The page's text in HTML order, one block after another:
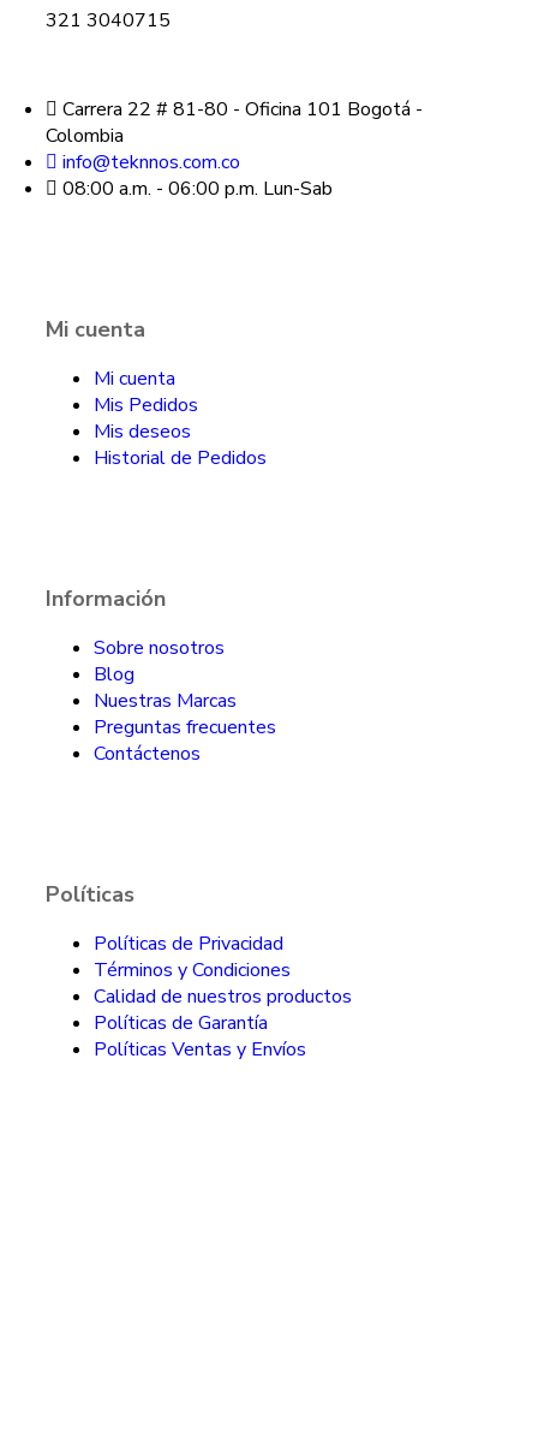
321 3040715
Carrera 22 # 81-80 - Oficina 101 Bogotá -
Colombia
info@teknnos.com.co
08:00 a.m. - 06:00 p.m. Lun-Sab
Mi cuenta
Mi cuenta
Mis Pedidos
Mis deseos
Historial de Pedidos
Información
Sobre nosotros
Blog
Nuestras Marcas
Preguntas frecuentes
Contáctenos
Políticas
Políticas de Privacidad
Términos y Condiciones
Calidad de nuestros productos
Políticas de Garantía
Políticas Ventas y Envíos